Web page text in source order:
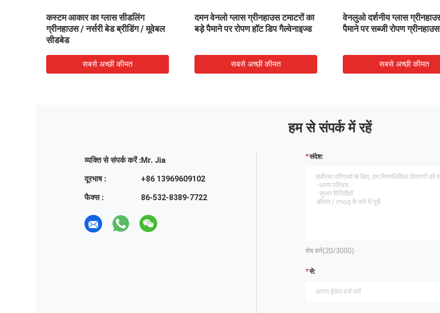
कस्टम आकार का ग्लास सीडलिंग
ग्रीनहाउस / नर्सरी बेड ब्रीडिंग / मूवेबल
सीडबेड
सबसे अच्छी कीमत
दमन वेनलो ग्लास ग्रीनहाउस टमाटरों का
बड़े पैमाने पर रोपण हॉट डिप गैल्वेनाइज्ड
सबसे अच्छी कीमत
वेनलुओ दर्शनीय ग्लास
पैमाने पर सब्जी रोपण ग्रीनहाउस
सबसे अच्छी कीमत
हम से संपर्क में रहें
व्यक्ति से संपर्क करें :Mr. Jia
दूरभाष :
+86 13969609102
फैक्स :
86-532-8389-7722
संदेश:
शेष वर्ण(20/3000)
से: